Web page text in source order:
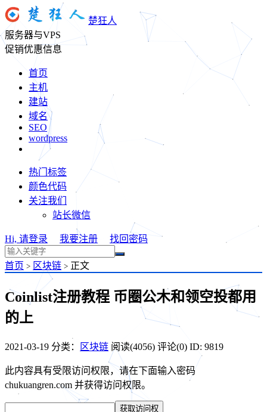
楚狂人
服务器与VPS
促销优惠信息
首页
主机
建站
域名
SEO
wordpress
热门标签
颜色代码
关注我们
站长微信
Hi, 请登录 我要注册 找回密码
首页 > 区块链 > 正文
Coinlist注册教程 币圈公木和领空投都用
的上
2021-03-19 分类： 区块链 阅读(4056) 评论(0) ID: 9819
此内容具有受限访问权限，请在下面输入密码
chukuangren.com 并获得访问权限。